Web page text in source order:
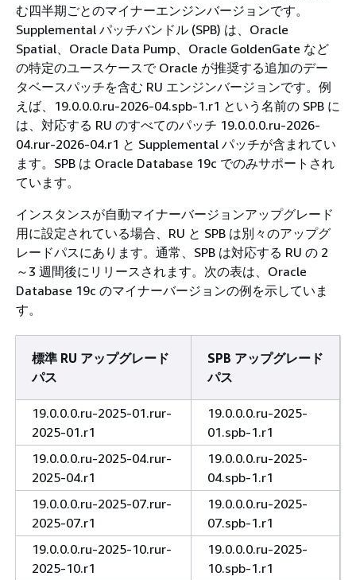
む四半期ごとのマイナーエンジンバージョンです。
Supplemental パッチバンドル (SPB) は、Oracle
Spatial、Oracle Data Pump、Oracle GoldenGate など
の特定のユースケースで Oracle が推奨する追加のデー
タベースパッチを含む RU エンジンバージョンです。例
えば、19.0.0.0.ru-2026-04.spb-1.r1 という名前の SPB に
は、対応する RU のすべてのパッチ 19.0.0.0.ru-2026-
04.rur-2026-04.r1 と Supplemental パッチが含まれてい
ます。SPB は Oracle Database 19c でのみサポートされ
ています。
インスタンスが自動マイナーバージョンアップグレード
用に設定されている場合、RU と SPB は別々のアップグ
レードパスにあります。通常、SPB は対応する RU の 2
～3 週間後にリリースされます。次の表は、Oracle
Database 19c のマイナーバージョンの例を示していま
す。
標準 RU アップグレード
パス
SPB アップグレード
パス
19.0.0.0.ru-2025-01.rur-
2025-01.r1
19.0.0.0.ru-2025-
01.spb-1.r1
19.0.0.0.ru-2025-04.rur-
2025-04.r1
19.0.0.0.ru-2025-
04.spb-1.r1
19.0.0.0.ru-2025-07.rur-
2025-07.r1
19.0.0.0.ru-2025-
07.spb-1.r1
19.0.0.0.ru-2025-10.rur-
2025-10.r1
19.0.0.0.ru-2025-
10.spb-1.r1